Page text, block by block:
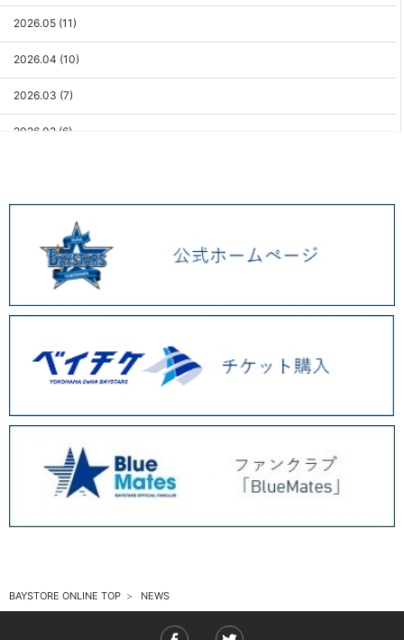
2026.05 (11)
2026.04 (10)
2026.03 (7)
2026.02 (6)
2025.12 (3)
2025.11 (6)
2025.10 (5)
2025.09 (5)
2025.08 (6)
2025.07 (6)
2025.05 (9)
2025.04 (9)
2025.03 (9)
2025.01 (12)
BAYSTORE ONLINE TOP NEWS